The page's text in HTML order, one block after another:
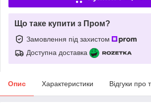
Що таке купити з Пром?
Замовлення під захистом
Доступна доставка
Опис Характеристики Відгуки про